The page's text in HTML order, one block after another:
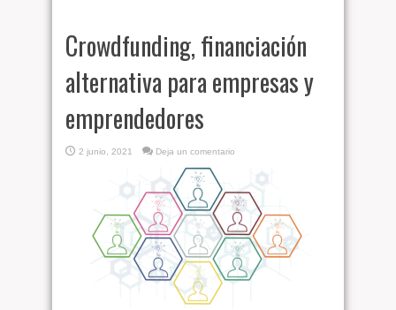
Crowdfunding, financiación
alternativa para empresas y
emprendedores
2 junio, 2021 Deja un comentario